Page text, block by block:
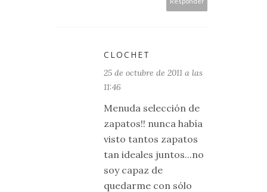
CLOCHET
25 de octubre de 2011 a las
11:46
Menuda selección de
zapatos!! nunca había
visto tantos zapatos
tan ideales juntos...no
soy capaz de
quedarme con sólo